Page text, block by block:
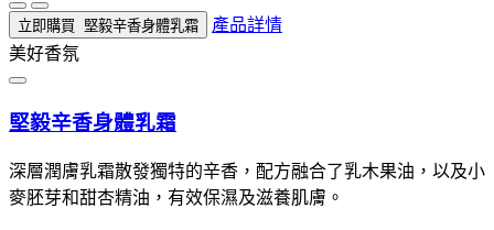
立即購買 堅毅辛香身體乳霜
產品詳情
美好香氛
堅毅辛香身體乳霜
深層潤膚乳霜散發獨特的辛香，配方融合了乳木果油，以及小
麥胚芽和甜杏精油，有效保濕及滋養肌膚。